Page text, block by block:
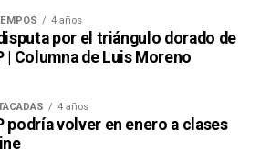
4 años
por el triángulo dorado de
| Columna de Luis Moreno
4 años
podría volver en enero a clases